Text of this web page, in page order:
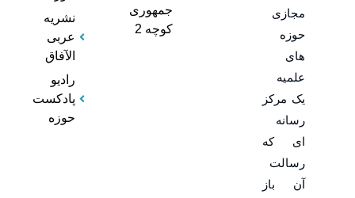
مجازی
حوزه
های
علمیه
یک مرکز
رسانه
ای که
رسالت
آن باز
جمهوری
کوچه 2
نشریه
عربی
الآفاق
رادیو
پادکست
حوزه